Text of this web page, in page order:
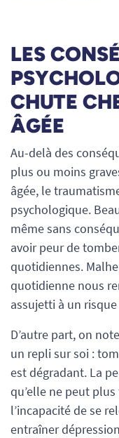
LES
CHUTE
ÂGÉE
Au-delà des
plus ou moins
âgée, le
psychologique.
même sans
avoir peur de
quotidiennes.
quotidienne nous
assujetti à un
D’autre part, on
un repli sur soi :
est dégradant. La
qu’elle ne peut
l’incapacité de se
entraîner